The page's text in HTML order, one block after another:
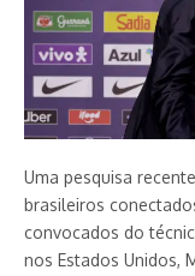
Uma pesquisa
brasileiros
convocados do
nos Estados Unidos,